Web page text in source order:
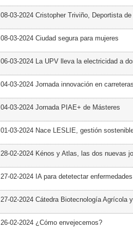
08-03-2024 Cristopher Triviño, Deportista
08-03-2024 Ciudad segura para mujeres
06-03-2024 La UPV lleva la electricidad a
04-03-2024 Jornada innovación en
04-03-2024 Jornada PIAE+ de Másteres
01-03-2024 Nace LESLIE, gestión
28-02-2024 Kénos y Atlas, las dos nuevas
27-02-2024 IA para detetectar
27-02-2024 Cátedra Biotecnología Agrícola
26-02-2024 ¿Cómo envejecemos?